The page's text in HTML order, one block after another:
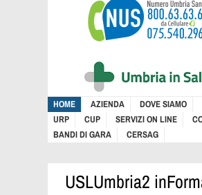
HOME AZIENDA DOVE SIAMO
URP
CUP SERVIZI ON LINE
BANDI DI GARA
CERSAG
USLUmbria2